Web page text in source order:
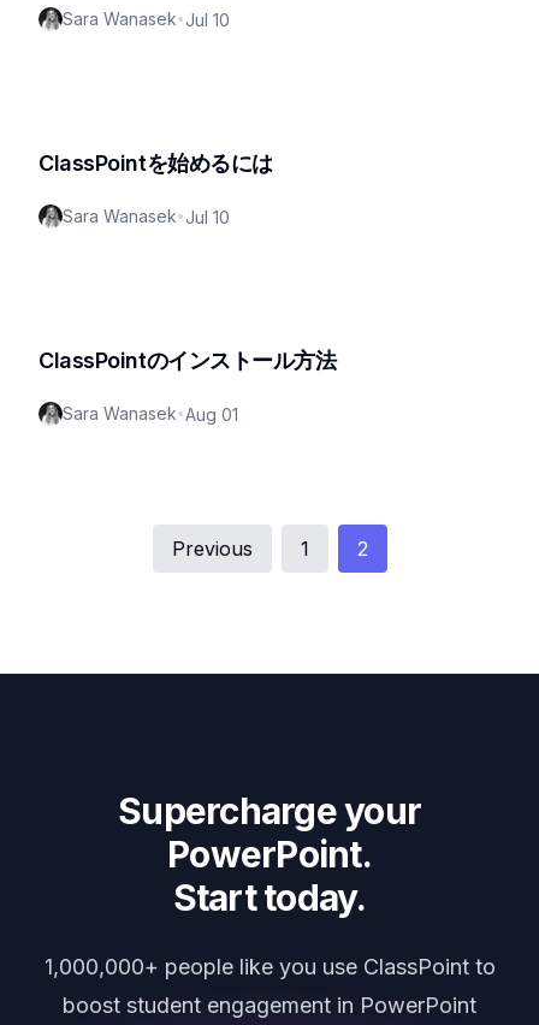
Sara Wanasek•Jul 10
ClassPointを始めるには
Sara Wanasek•Jul 10
ClassPointのインストール方法
Sara Wanasek•Aug 01
Previous 1 2
Supercharge your
PowerPoint.
Start today.
1,000,000+ people like you use ClassPoint to
boost student engagement in PowerPoint